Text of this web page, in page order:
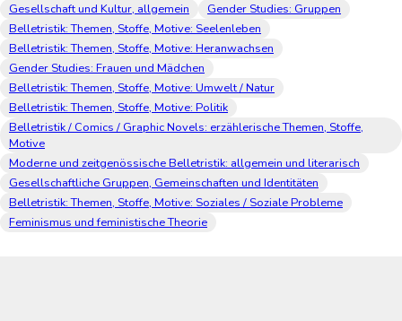
Gesellschaft und Kultur, allgemein
Gender Studies: Gruppen
Belletristik: Themen, Stoffe, Motive: Seelenleben
Belletristik: Themen, Stoffe, Motive: Heranwachsen
Gender Studies: Frauen und Mädchen
Belletristik: Themen, Stoffe, Motive: Umwelt / Natur
Belletristik: Themen, Stoffe, Motive: Politik
Belletristik / Comics / Graphic Novels: erzählerische Themen, Stoffe,
Motive
Moderne und zeitgenössische Belletristik: allgemein und literarisch
Gesellschaftliche Gruppen, Gemeinschaften und Identitäten
Belletristik: Themen, Stoffe, Motive: Soziales / Soziale Probleme
Feminismus und feministische Theorie